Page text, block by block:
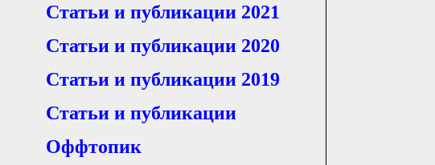
Статьи и публикации 2021
Статьи и публикации 2020
Статьи и публикации 2019
Статьи и публикации
Оффтопик